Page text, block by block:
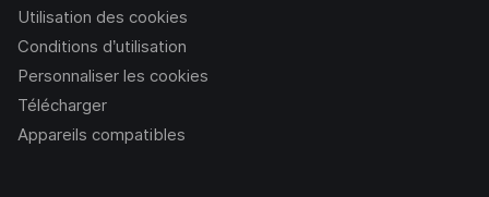
Utilisation des cookies
Conditions d’utilisation
Personnaliser les cookies
Télécharger
Appareils compatibles